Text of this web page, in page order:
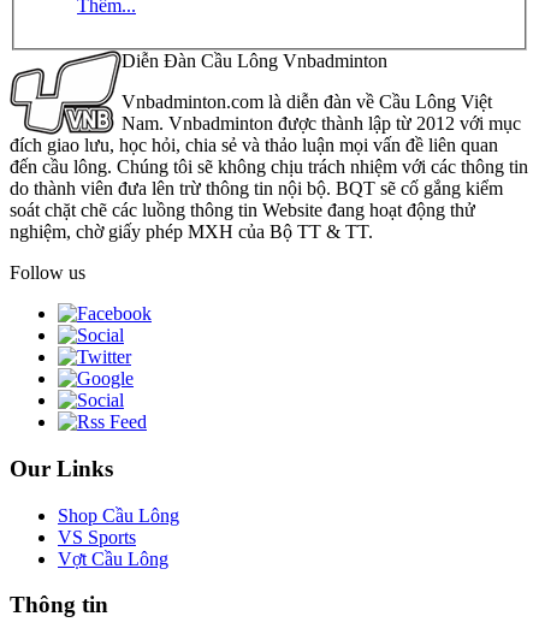
Thêm...
Diễn Đàn Cầu Lông Vnbadminton
Vnbadminton.com là diễn đàn về Cầu Lông Việt
Nam. Vnbadminton được thành lập từ 2012 với mục
đích giao lưu, học hỏi, chia sẻ và thảo luận mọi vấn đề liên quan
đến cầu lông. Chúng tôi sẽ không chịu trách nhiệm với các thông tin
do thành viên đưa lên trừ thông tin nội bộ. BQT sẽ cố gắng kiểm
soát chặt chẽ các luồng thông tin Website đang hoạt động thử
nghiệm, chờ giấy phép MXH của Bộ TT & TT.
Follow us
Our Links
Shop Cầu Lông
VS Sports
Vợt Cầu Lông
Thông tin